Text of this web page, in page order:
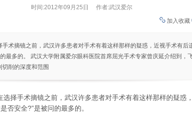
时间:2012年09月25日
作者:武汉爱尔
加入收藏
术摘镜之前，武汉许多患者对手术有着这样那样的疑惑，近视手术有后
最多的。 武汉大学附属爱尔眼科医院首席屈光手术专家曾庆延介绍到，
削的深度和范围
选择手术摘镜之前，武汉许多患者对手术有着这样那样的疑惑
否安全?”是被问的最多的。